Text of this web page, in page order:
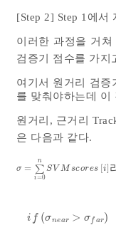
[Step 2] Step 1에서
이러한 과정을 거
검증기 점수를 가지
여기서 원거리 검
를 맞춰야하는데 이
원거리, 근거리
은 다음과 같다.
σ = ∑
i=0
n
S V M scores [i]
σ =∑ i=0nSVMscore s
i f (σnear > σ f ar)